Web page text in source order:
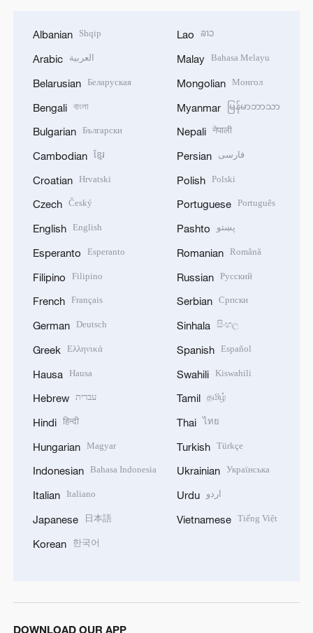
Albanian Shqip
Arabic العربية
Belarusian Беларуская
Bengali বাংলা
Bulgarian Български
Cambodian ខ្មែរ
Croatian Hrvatski
Czech Český
English English
Esperanto Esperanto
Filipino Filipino
French Français
German Deutsch
Greek Ελληνικά
Hausa Hausa
Hebrew עברית
Hindi हिन्दी
Hungarian Magyar
Indonesian Bahasa Indonesia
Italian Italiano
Japanese 日本語
Korean 한국어
Lao ລາວ
Malay Bahasa Melayu
Mongolian Монгол
Myanmar မြန်မာဘာသာ
Nepali नेपाली
Persian فارسی
Polish Polski
Portuguese Português
Pashto پښتو
Romanian Română
Russian Русский
Serbian Српски
Sinhala සිංහල
Spanish Español
Swahili Kiswahili
Tamil தமிழ்
Thai ไทย
Turkish Türkçe
Ukrainian Українська
Urdu اردو
Vietnamese Tiếng Việt
DOWNLOAD OUR APP